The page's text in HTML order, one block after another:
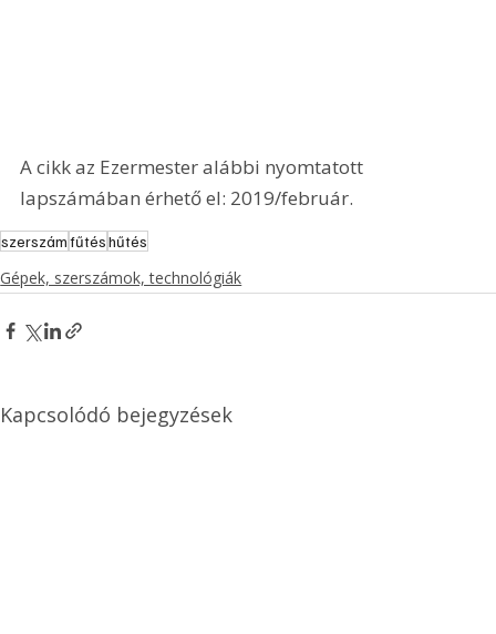
A cikk az Ezermester alábbi nyomtatott
lapszámában érhető el: 2019/február.
szerszámfűtéshűtés
Gépek, szerszámok, technológiák
Kapcsolódó bejegyzések